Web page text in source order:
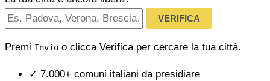
VERIFICA
Premi Invio o clicca Verifica per cercare la tua città.
✓ 7.000+ comuni italiani da presidiare